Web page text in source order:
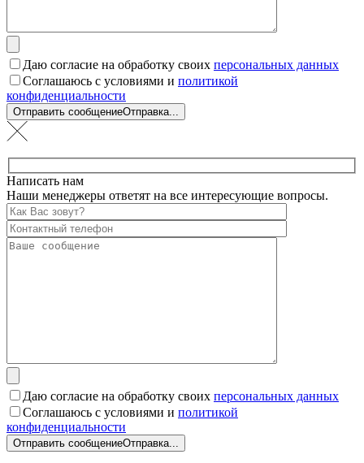
Даю согласие на обработку своих персональных данных
Соглашаюсь с условиями и политикой
конфиденциальности
Отправить сообщениеОтправка...
Написать нам
Наши менеджеры ответят на все интересующие вопросы.
Даю согласие на обработку своих персональных данных
Соглашаюсь с условиями и политикой
конфиденциальности
Отправить сообщениеОтправка...